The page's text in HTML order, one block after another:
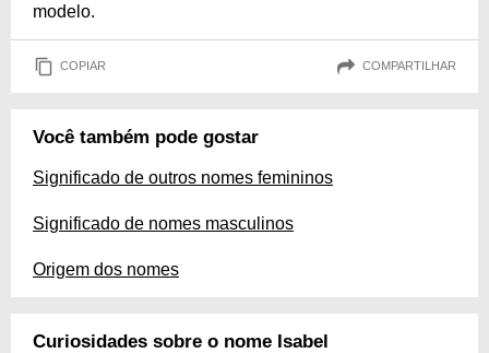
modelo.
COPIAR COMPARTILHAR
Você também pode gostar
Significado de outros nomes femininos
Significado de nomes masculinos
Origem dos nomes
Curiosidades sobre o nome Isabel